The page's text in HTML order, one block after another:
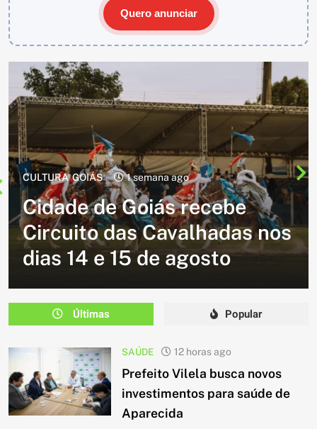
Quero anunciar
CULTURA 2 semanas ago
Cavalgada do Batom está de
volta e promete reunir
milhares de participantes
em Caldazinha
Últimas Popular
SAÚDE 12 horas ago
Prefeito Vilela busca novos
investimentos para saúde de
Aparecida